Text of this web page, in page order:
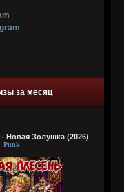
за месяц
Новая Золушка (2026)
Punk